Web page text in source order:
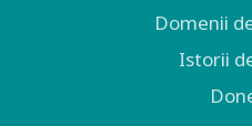
Domenii
Istorii